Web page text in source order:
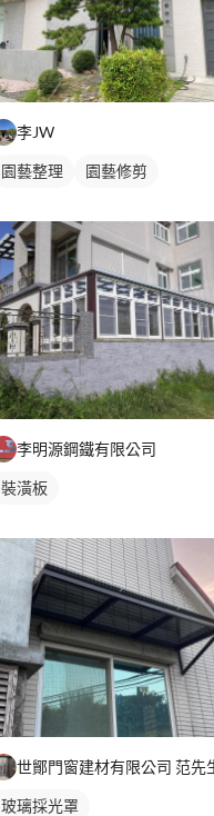
李JW
園藝整理 園藝修剪
李明源鋼鐵有限公司
裝潢板
世鄮門窗建材有限公司 范先
玻璃採光罩